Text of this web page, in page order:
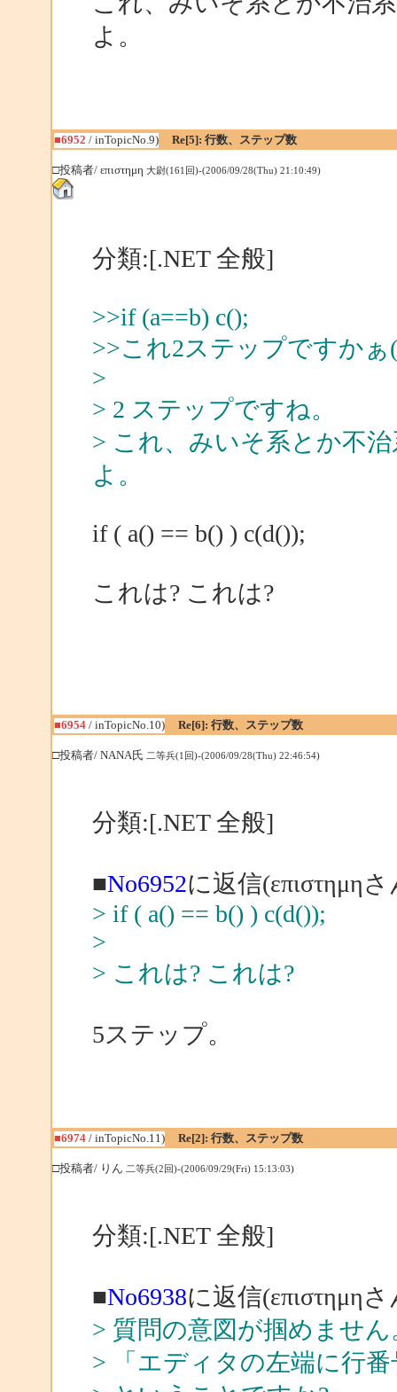
よ。
■6952 / inTopicNo.9) Re[5]: 行数、ステップ数
□投稿者/ επιστημη 大尉(161回)-(2006/09/28(Thu) 21:10:49)
分類:[.NET 全般]
>>if (a==b) c();
>>これ2ステップですかぁ
>
> 2 ステップですね。
> これ、みいそ系とか不
よ。
if ( a() == b() ) c(d());
これは? これは?
■6954/ inTopicNo.10) Re[6]: 行数、ステップ数
□投稿者/ NANA氏 二等兵(1回)-(2006/09/28(Thu) 22:46:54)
分類:[.NET 全般]
■No6952に返信(επιστημη
> if ( a() == b() ) c(d());
>
> これは? これは?
5ステップ。
■6974/ inTopicNo.11) Re[2]: 行数、ステップ数
□投稿者/ りん 二等兵(2回)-(2006/09/29(Fri) 15:13:03)
分類:[.NET 全般]
■No6938に返信(επιστημη
> 質問の意図が掴めません
> 「エディタの左端に行